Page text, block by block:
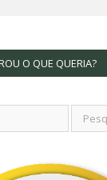
O QUE QUERIA?